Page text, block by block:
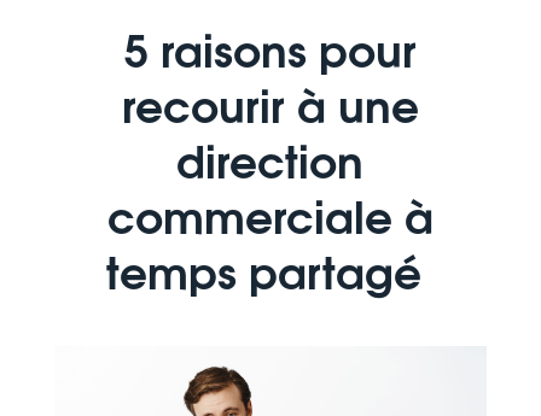
5 raisons pour
recourir à une
direction
commerciale à
temps partagé